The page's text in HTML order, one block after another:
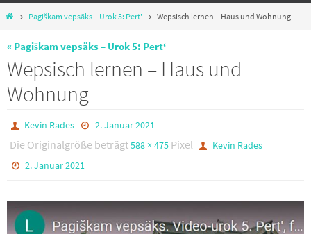
StartPagiškam vepsäks – Urok 5: Pert' Wepsisch lernen – Haus und Wohnung
« Pagiškam vepsäks – Urok 5: Pert‘
Wepsisch lernen – Haus und
Wohnung
Kevin Rades 2. Januar 2021
Die Originalgröße beträgt588 × 475 Pixel
Kevin Rades
2. Januar 2021